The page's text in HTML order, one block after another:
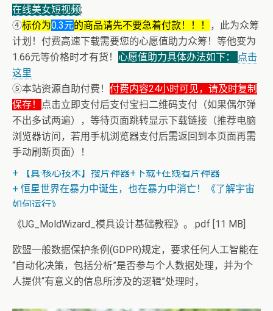
在线美女短视频;
④标价为0.3元的商品请先不要急着付款！！！
，此为众筹
计划！付费高速下载需要您的心愿值助力众筹！等他变为
1.66元等价格时才有货！ 心愿值助力具体办法如下：
点击
这里
⑤本站资源自助付费！ 付费内容24小时可见，请及时复制
保存！
点击立即支付后支付宝扫二维码支付（如果偶尔弹
不出多试两遍），等待页面跳转显示下载链接（推荐电脑
浏览器访问，若用手机浏览器支付后需返回到本页面再需
手动刷新页面）！
+ 恭喜IP为180.201.1.217的网友为电子书籍《动力电池管
理系统核心算法》众筹一次！
+ 【真·核心技术】搜片神器+下载+在线看片神器
+ 恒星世界在暴力中诞生，也在暴力中消亡！《了解宇宙
如何运行》
《UG_MoldWizard_模具设计基础教程》。.pdf [11 MB]
欧盟一般数据保护条例(GDPR)规定，要求任何人工智能在
“自动化决策，包括分析”是否参与个人数据处理，并为个
人提供“有意义的信息所涉及的逻辑”处理时，